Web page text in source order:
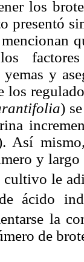
los
presentó
y
los
)
Así
y
cultivo le
ácido
la
de